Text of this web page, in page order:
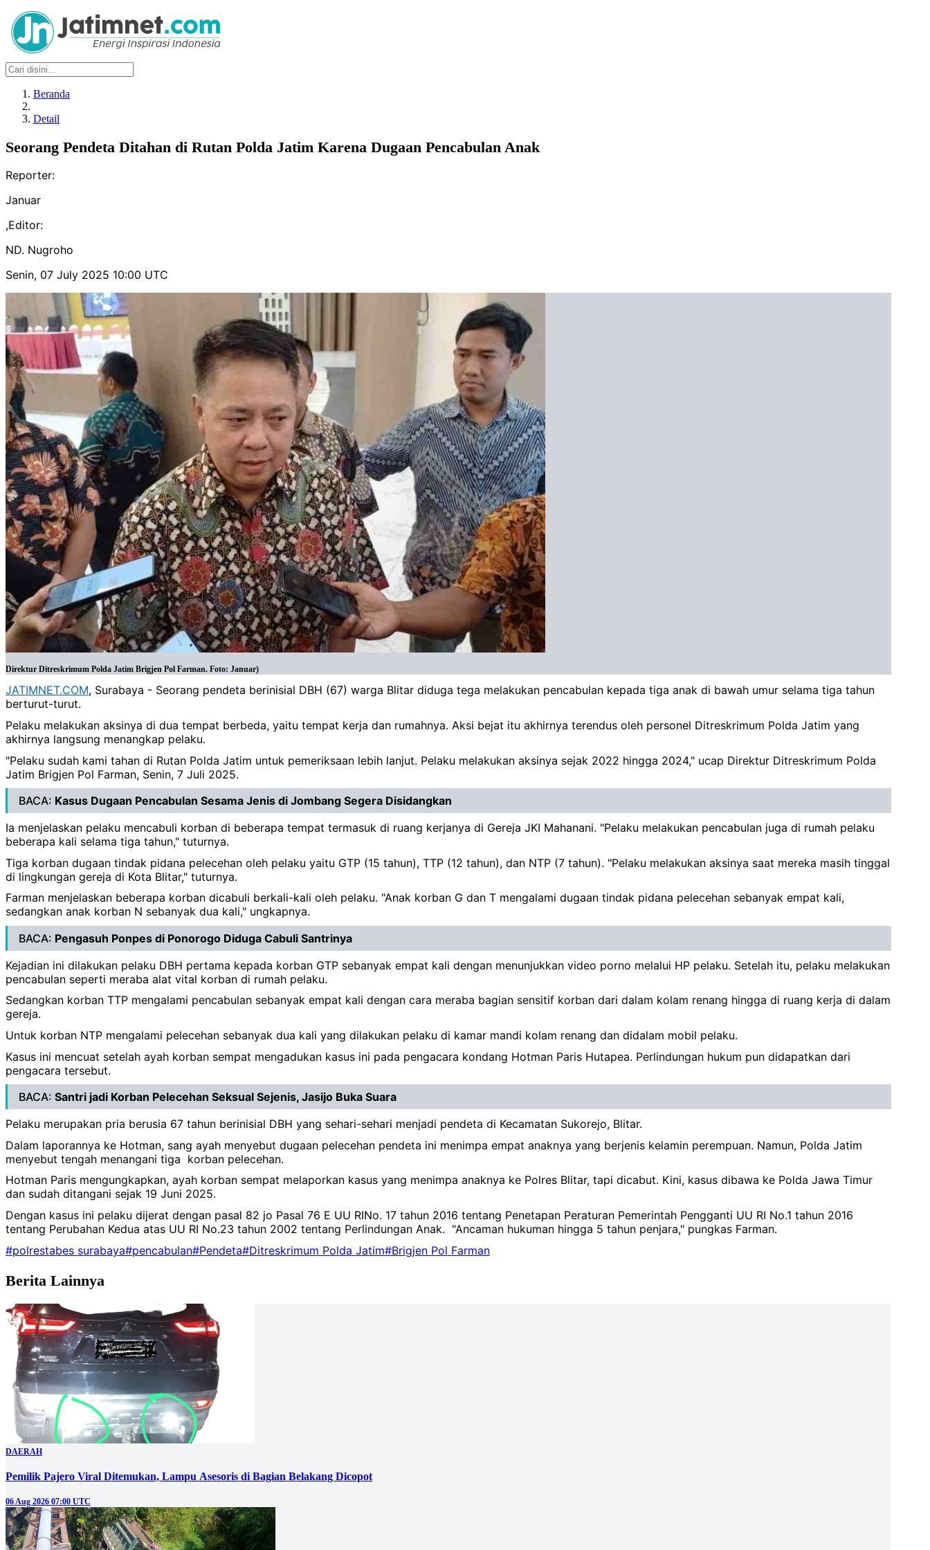
Beranda
Detail
Seorang Pendeta Ditahan di Rutan Polda Jatim Karena Dugaan Pencabulan Anak
Reporter:
Januar
,Editor:
ND. Nugroho
Senin, 07 July 2025 10:00 UTC
Direktur Ditreskrimum Polda Jatim Brigjen Pol Farman. Foto: Januar)
JATIMNET.COM, Surabaya - Seorang pendeta berinisial DBH (67) warga Blitar diduga tega melakukan pencabulan kepada tiga anak di bawah umur selama tiga tahun
berturut-turut.
Pelaku melakukan aksinya di dua tempat berbeda, yaitu tempat kerja dan rumahnya. Aksi bejat itu akhirnya terendus oleh personel Ditreskrimum Polda Jatim yang
akhirnya langsung menangkap pelaku.
"Pelaku sudah kami tahan di Rutan Polda Jatim untuk pemeriksaan lebih lanjut. Pelaku melakukan aksinya sejak 2022 hingga 2024," ucap Direktur Ditreskrimum Polda
Jatim Brigjen Pol Farman, Senin, 7 Juli 2025.
BACA: Kasus Dugaan Pencabulan Sesama Jenis di Jombang Segera Disidangkan
Ia menjelaskan pelaku mencabuli korban di beberapa tempat termasuk di ruang kerjanya di Gereja JKI Mahanani. "Pelaku melakukan pencabulan juga di rumah pelaku
beberapa kali selama tiga tahun," tuturnya.
Tiga korban dugaan tindak pidana pelecehan oleh pelaku yaitu GTP (15 tahun), TTP (12 tahun), dan NTP (7 tahun). "Pelaku melakukan aksinya saat mereka masih tinggal
di lingkungan gereja di Kota Blitar," tuturnya.
Farman menjelaskan beberapa korban dicabuli berkali-kali oleh pelaku. "Anak korban G dan T mengalami dugaan tindak pidana pelecehan sebanyak empat kali,
sedangkan anak korban N sebanyak dua kali," ungkapnya.
BACA: Pengasuh Ponpes di Ponorogo Diduga Cabuli Santrinya
Kejadian ini dilakukan pelaku DBH pertama kepada korban GTP sebanyak empat kali dengan menunjukkan video porno melalui HP pelaku. Setelah itu, pelaku melakukan
pencabulan seperti meraba alat vital korban di rumah pelaku.
Sedangkan korban TTP mengalami pencabulan sebanyak empat kali dengan cara meraba bagian sensitif korban dari dalam kolam renang hingga di ruang kerja di dalam
gereja.
Untuk korban NTP mengalami pelecehan sebanyak dua kali yang dilakukan pelaku di kamar mandi kolam renang dan didalam mobil pelaku.
Kasus ini mencuat setelah ayah korban sempat mengadukan kasus ini pada pengacara kondang Hotman Paris Hutapea. Perlindungan hukum pun didapatkan dari
pengacara tersebut.
BACA: Santri jadi Korban Pelecehan Seksual Sejenis, Jasijo Buka Suara
Pelaku merupakan pria berusia 67 tahun berinisial DBH yang sehari-sehari menjadi pendeta di Kecamatan Sukorejo, Blitar.
Dalam laporannya ke Hotman, sang ayah menyebut dugaan pelecehan pendeta ini menimpa empat anaknya yang berjenis kelamin perempuan. Namun, Polda Jatim
menyebut tengah menangani tiga korban pelecehan.
Hotman Paris mengungkapkan, ayah korban sempat melaporkan kasus yang menimpa anaknya ke Polres Blitar, tapi dicabut. Kini, kasus dibawa ke Polda Jawa Timur
dan sudah ditangani sejak 19 Juni 2025.
Dengan kasus ini pelaku dijerat dengan pasal 82 jo Pasal 76 E UU RINo. 17 tahun 2016 tentang Penetapan Peraturan Pemerintah Pengganti UU RI No.1 tahun 2016
tentang Perubahan Kedua atas UU RI No.23 tahun 2002 tentang Perlindungan Anak. "Ancaman hukuman hingga 5 tahun penjara," pungkas Farman.
#polrestabes surabaya#pencabulan#Pendeta#Ditreskrimum Polda Jatim#Brigjen Pol Farman
Berita Lainnya
DAERAH
Pemilik Pajero Viral Ditemukan, Lampu Asesoris di Bagian Belakang Dicopot
06 Aug 2026 07:00 UTC